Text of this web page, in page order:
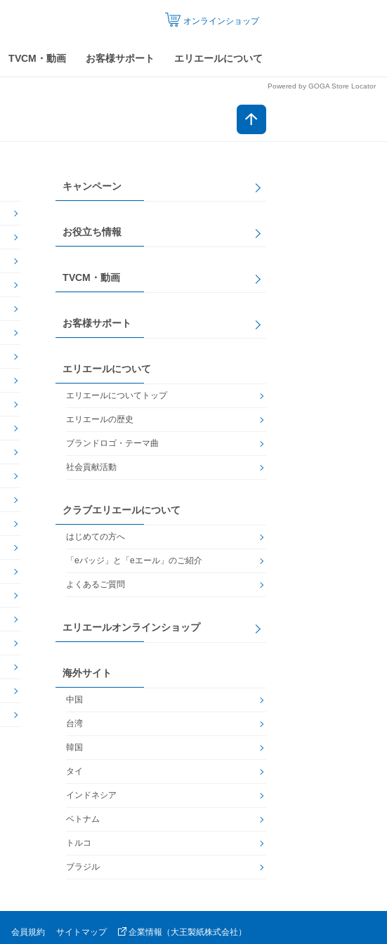
TVCM・動画 お客様サポート エリエールについて
オンラインショップ
Powered by GOGA Store Locator
キャンペーン
お役立ち情報
TVCM・動画
お客様サポート
エリエールについて
エリエールについてトップ
エリエールの歴史
ブランドロゴ・テーマ曲
社会貢献活動
クラブエリエールについて
はじめての方へ
「eバッジ」と「eエール」のご紹介
よくあるご質問
エリエールオンラインショップ
海外サイト
中国
台湾
韓国
タイ
インドネシア
ベトナム
トルコ
ブラジル
会員規約 サイトマップ 企業情報（大王製紙株式会社）